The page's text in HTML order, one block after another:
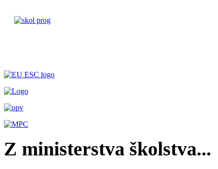
Z ministerstva školstva...